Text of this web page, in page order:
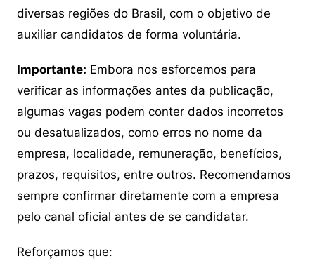
diversas regiões do Brasil, com o objetivo de
auxiliar candidatos de forma voluntária.
Importante: Embora nos esforcemos para
verificar as informações antes da publicação,
algumas vagas podem conter dados incorretos
ou desatualizados, como erros no nome da
empresa, localidade, remuneração, benefícios,
prazos, requisitos, entre outros. Recomendamos
sempre confirmar diretamente com a empresa
pelo canal oficial antes de se candidatar.
Reforçamos que: